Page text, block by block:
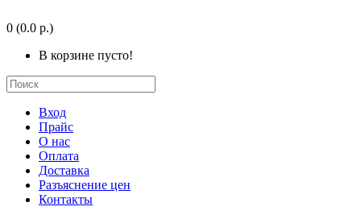
0 (0.0 р.)
В корзине пусто!
Вход
Прайс
О нас
Оплата
Доставка
Разъяснение цен
Контакты